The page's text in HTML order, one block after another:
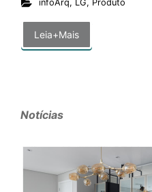
infoArq, LG, Produto
Leia+Mais
Notícias